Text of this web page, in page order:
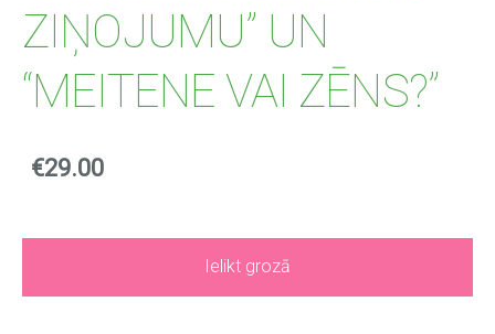
ZIŅOJUMU” UN
“MEITENE VAI ZĒNS?”
€29.00
Ielikt grozā